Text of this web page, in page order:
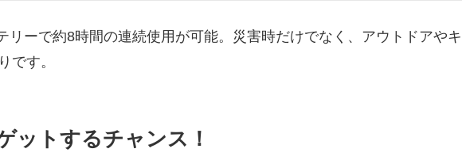
リーで約8時間の連続使用が可能。災害時だけでなく、アウトドアやキ
です。
ットするチャンス！